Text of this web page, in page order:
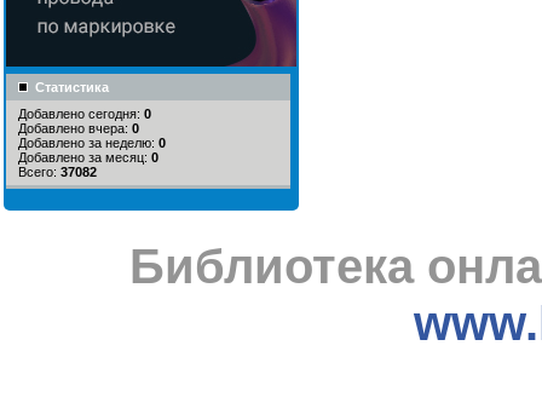
Статистика
Добавлено сегодня: 0
Добавлено вчера: 0
Добавлено за неделю: 0
Добавлено за месяц: 0
Всего: 37082
Библиотека